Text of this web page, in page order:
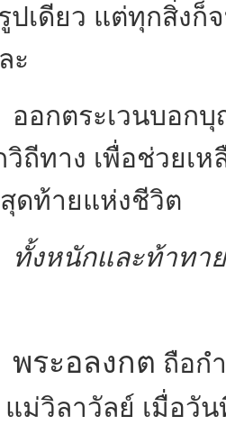
ปเดียว แต่ทุกสิ่งก็
ะ
ตระเวนบอกบุญ
ถีทาง เพื่อช่วยเ
ดท้ายแห่งชีวิต
ทั้งหนักและท้าทา
พระอลงกต ถือก
แม่วิลาวัลย์ เมื่อ